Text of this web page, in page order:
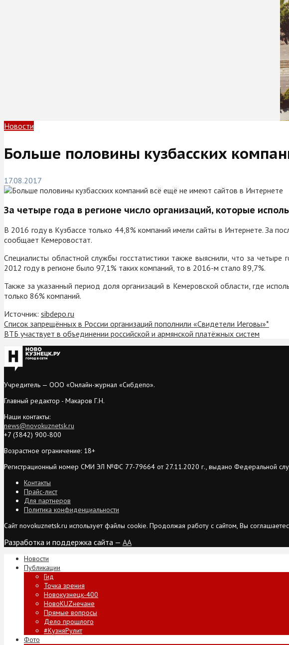
Новости
Больше половины кузбасских
17.08.2017
За четыре года в регионе число организаций, которые
В 2016 году в Кузбассе только 44,8% компаний имели сайты в Интернете. За
сообщает Кемеровостат.
Специалисты областной службы госстатистики также выяснили, что за
2012 году в регионе было 97,1% таких компаний, то в 2016-м стало 89,7%.
Также за указанный период доля организаций в Кемеровской области, где
только 86% компаний.
Источник: sibdepo.ru
Список запрещённых в России организаций пополнили «Свидетели Иеговы»*
ВТБ участвует в объединении российской и армянской платёжных систем
Учредитель — ООО «Онлайн-журнал «Сибдепо».
Главный редактор - Макаров Г.Н.
Наши контакты:
news@novokuznetsk.ru
+7 (3842) 900-800
Возрастное ограничение: 18+
Регистрационный номер СМИ ЭЛ №ФС 77-79664 от 27.11.2020 г., выдано Федеральной
Контакты
Прайс-лист
Для партнеров
Политика конфиденциальности
Сайт novokuznetsk.ru использует файлы cookie. Продолжая работу с сайтом, Вы
Разработка и поддержка сайта — AA
Новости
Публикации
Гид
Точка зрения
Новокузнецк-400
НовоKUZнечане
Прямые вопросы
Дело прошлого
#КузняРулит
Фото